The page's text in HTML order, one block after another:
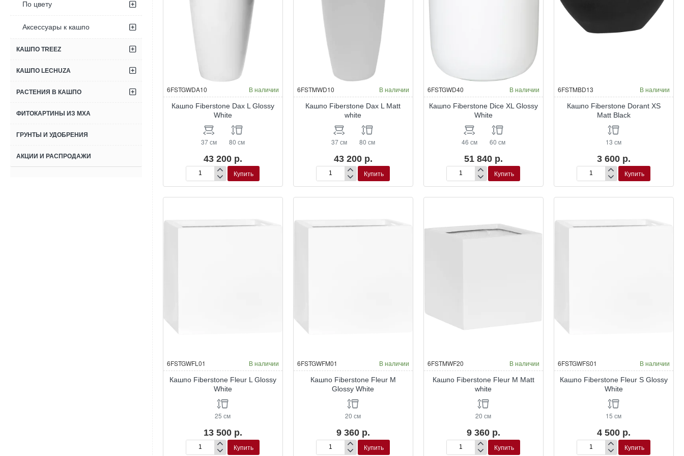
По цвету
Аксессуары к кашпо
КАШПО TREEZ
КАШПО LECHUZA
РАСТЕНИЯ В КАШПО
ФИТОКАРТИНЫ ИЗ МХА
ГРУНТЫ И УДОБРЕНИЯ
АКЦИИ И РАСПРОДАЖИ
6FSTGWDA10 В наличии
Кашпо Fiberstone Dax L Glossy
White
37 см 80 см
43 200 р.
Кашпо
Fiberstone
Dax
Купить
6FSTMWD10 В наличии
Кашпо Fiberstone Dax L Matt
white
37 см 80 см
43 200 р.
Кашпо
Fiberstone
Dax
Купить
6FSTGWD40 В наличии
Кашпо Fiberstone Dice XL Glossy
White
46 см 60 см
51 840 р.
Кашпо
Fiberstone
Dice
Купить
6FSTMBD13 В наличии
Кашпо Fiberstone Dorant XS
Matt Black
13 см
3 600 р.
Кашпо
Fiberstone
Dorant
Купить
6FSTGWFL01 В наличии
Кашпо Fiberstone Fleur L Glossy
White
25 см
13 500 р.
Кашпо Купить
6FSTGWFM01 В наличии
Кашпо Fiberstone Fleur M
Glossy White
20 см
9 360 р.
Кашпо Купить
6FSTMWF20 В наличии
Кашпо Fiberstone Fleur M Matt
white
20 см
9 360 р.
Кашпо Купить
6FSTGWFS01 В наличии
Кашпо Fiberstone Fleur S Glossy
White
15 см
4 500 р.
Кашпо Купить